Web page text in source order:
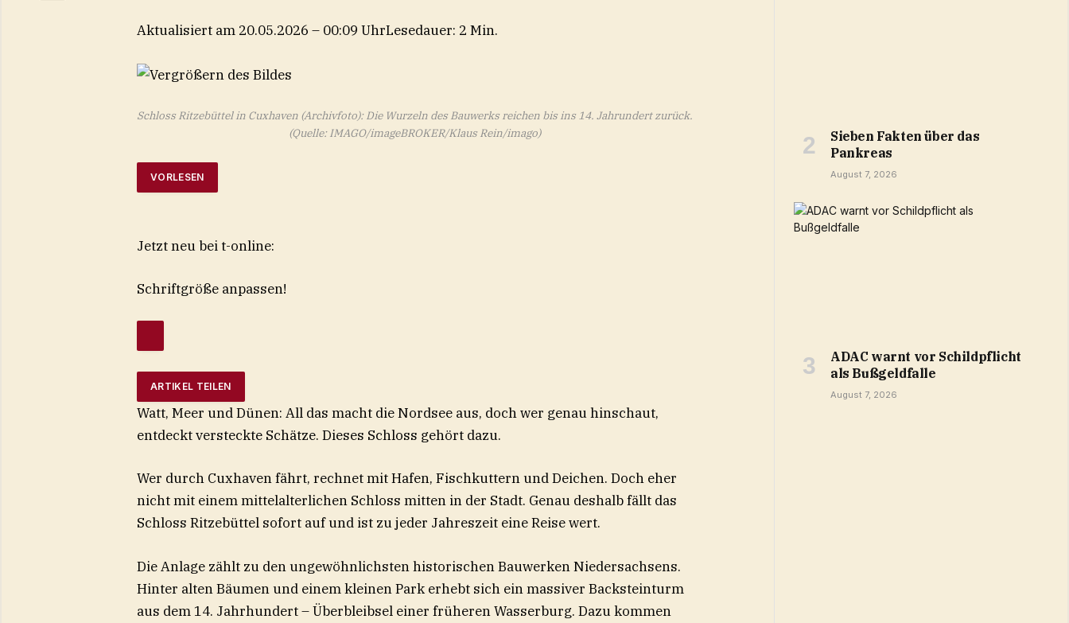
Aktualisiert am 20.05.2026 – 00:09 UhrLesedauer: 2 Min.
Schloss Ritzebüttel in Cuxhaven (Archivfoto): Die Wurzeln des Bauwerks reichen bis ins 14. Jahrundert zurück.
(Quelle: IMAGO/imageBROKER/Klaus Rein/imago)
VORLESEN
Jetzt neu bei t-online:
Schriftgröße anpassen!
ARTIKEL TEILEN
Watt, Meer und Dünen: All das macht die Nordsee aus, doch wer genau hinschaut,
entdeckt versteckte Schätze. Dieses Schloss gehört dazu.
Wer durch Cuxhaven fährt, rechnet mit Hafen, Fischkuttern und Deichen. Doch eher
nicht mit einem mittelalterlichen Schloss mitten in der Stadt. Genau deshalb fällt das
Schloss Ritzebüttel sofort auf und ist zu jeder Jahreszeit eine Reise wert.
Die Anlage zählt zu den ungewöhnlichsten historischen Bauwerken Niedersachsens.
Hinter alten Bäumen und einem kleinen Park erhebt sich ein massiver Backsteinturm
aus dem 14. Jahrhundert – Überbleibsel einer früheren Wasserburg. Dazu kommen
Sieben Fakten über das
Pankreas
August 7, 2026
ADAC warnt vor Schildpflicht
als Bußgeldfalle
August 7, 2026